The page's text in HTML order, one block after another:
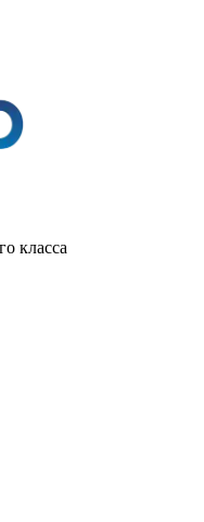
класса